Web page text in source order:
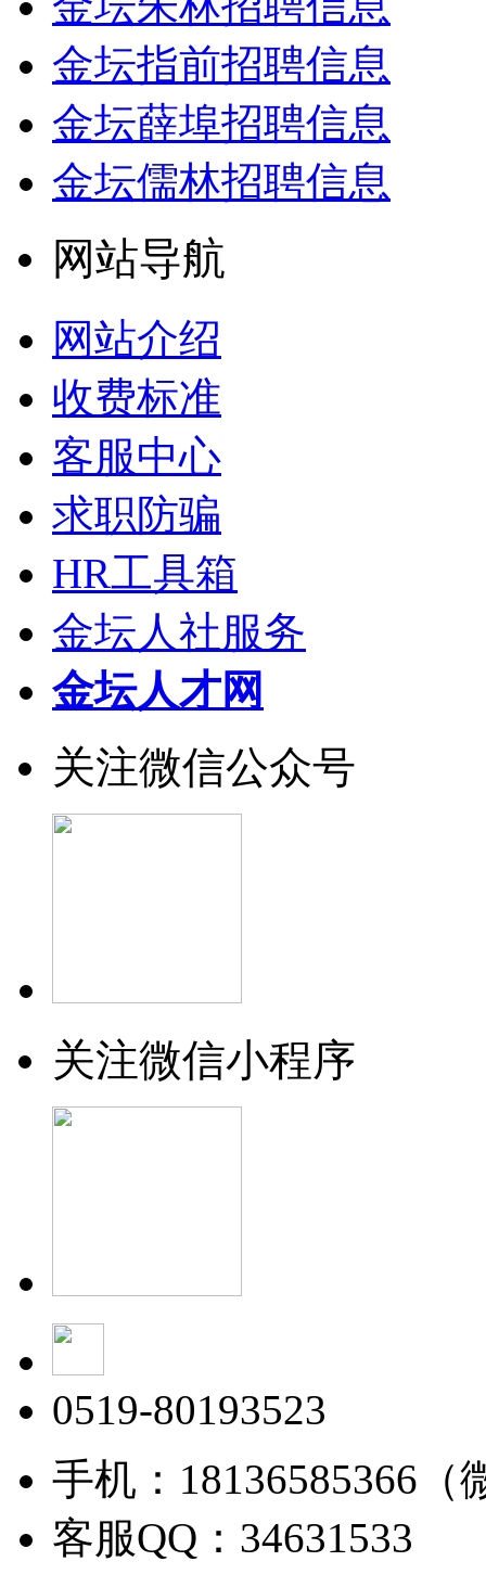
金坛指前招聘信息
金坛薛埠招聘信息
金坛儒林招聘信息
网站导航
网站介绍
收费标准
客服中心
求职防骗
HR工具箱
金坛人社服务
金坛人才网
关注微信公众号
关注微信小程序
0519-80193523
手机：18136585366（
客服QQ：34631533